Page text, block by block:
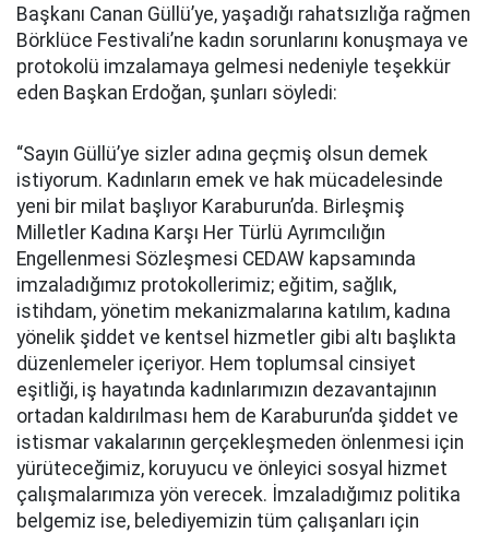
Başkanı Canan Güllü’ye, yaşadığı rahatsızlığa rağmen
Börklüce Festivali’ne kadın sorunlarını konuşmaya ve
protokolü imzalamaya gelmesi nedeniyle teşekkür
eden Başkan Erdoğan, şunları söyledi:
“Sayın Güllü’ye sizler adına geçmiş olsun demek
istiyorum. Kadınların emek ve hak mücadelesinde
yeni bir milat başlıyor Karaburun’da. Birleşmiş
Milletler Kadına Karşı Her Türlü Ayrımcılığın
Engellenmesi Sözleşmesi CEDAW kapsamında
imzaladığımız protokollerimiz; eğitim, sağlık,
istihdam, yönetim mekanizmalarına katılım, kadına
yönelik şiddet ve kentsel hizmetler gibi altı başlıkta
düzenlemeler içeriyor. Hem toplumsal cinsiyet
eşitliği, iş hayatında kadınlarımızın dezavantajının
ortadan kaldırılması hem de Karaburun’da şiddet ve
istismar vakalarının gerçekleşmeden önlenmesi için
yürüteceğimiz, koruyucu ve önleyici sosyal hizmet
çalışmalarımıza yön verecek. İmzaladığımız politika
belgemiz ise, belediyemizin tüm çalışanları için